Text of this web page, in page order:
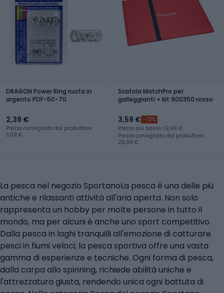
DRAGON Power Ring ruota in
argento PDF-50-70
2,39 €
Prezzo consigliato dal produttore:
3,59 €
Scatola MatchPro per
galleggianti + kit 900350 rosso
3,59 € -72%
Prezzo più basso: 12,99 €
Prezzo consigliato dal produttore:
26,99 €
La pesca nel negozio SportanoLa pesca è una delle più
antiche e rilassanti attività all'aria aperta. Non solo
rappresenta un hobby per molte persone in tutto il
mondo, ma per alcuni è anche uno sport competitivo.
Dalla pesca in laghi tranquilli all'emozione di catturare
pesci in fiumi veloci, la pesca sportiva offre una vasta
gamma di esperienze e tecniche. Ogni forma di pesca,
dalla carpa allo spinning, richiede abilità uniche e
l'attrezzatura giusta, rendendo unica ogni battuta di